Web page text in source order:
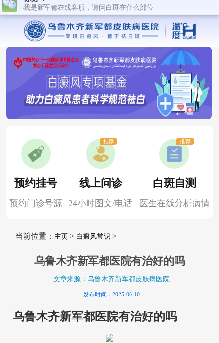
预约挂号
预约门诊号源
线上问诊
24小时图文/电话
推荐
白斑自测
医生在线分析病情
推荐
当前位置： 主页> 白癜风常识 >
乌鲁木齐新军都医院有治好的吗
文章来源：乌鲁木齐新军都皮肤病医院
发布时间：2025-06-10
乌鲁木齐新军都医院有治好的吗